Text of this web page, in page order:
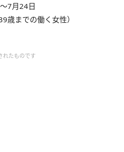
7月24日
歳までの働く女性）
れたものです